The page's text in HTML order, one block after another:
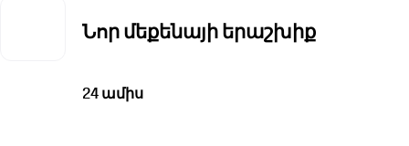
Նոր մեքենայի երաշխիք
24 ամիս